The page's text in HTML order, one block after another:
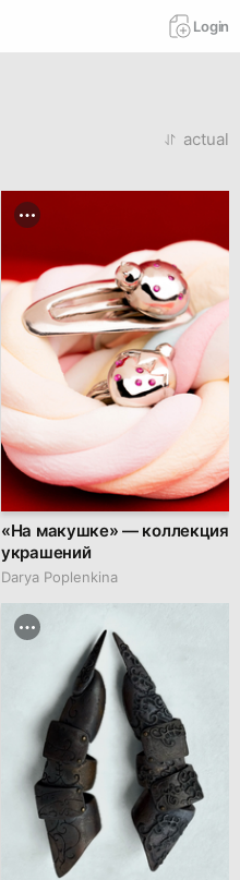
Login
actual
«На макушке» — коллекция
украшений
Darya Poplenkina